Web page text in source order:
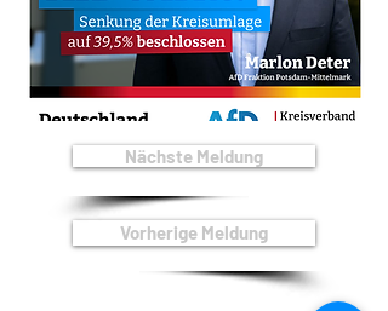
Nächste Meldung
Vorherige Meldung